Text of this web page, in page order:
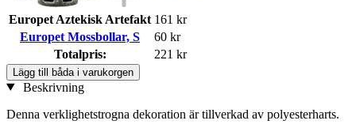
Europet Aztekisk Artefakt 161 kr
Europet Mossbollar, S
60 kr
Totalpris:
221 kr
Lägg till båda i varukorgen
Beskrivning
Denna verklighetstrogna dekoration är tillverkad av polyesterharts.